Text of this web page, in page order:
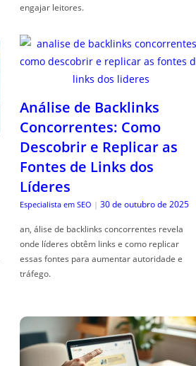
engajar leitores.
Análise de Backlinks
Concorrentes: Como
Descobrir e Replicar as
Fontes de Links dos
Líderes
Especialista em SEO | 30 de outubro de 2025
an, álise de backlinks concorrentes revela
onde líderes obtêm links e como replicar
essas fontes para aumentar autoridade e
tráfego.